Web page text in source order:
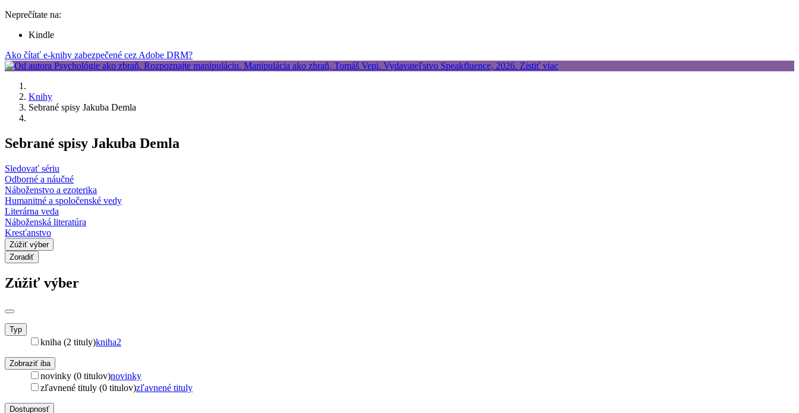
Neprečítate na:
Kindle
Ako čítať e-knihy zabezpečené cez Adobe DRM?
Knihy
Sebrané spisy Jakuba Demla
Sebrané spisy Jakuba Demla
Sledovať sériu
Odborné a náučné
Náboženstvo a ezoterika
Humanitné a spoločenské vedy
Literárna veda
Náboženská literatúra
Kresťanstvo
Zúžiť výber
Zoradiť
Zúžiť výber
Typ
kniha (2 tituly)kniha2
Zobraziť iba
novinky (0 titulov)novinky
zľavnené tituly (0 titulov)zľavnené tituly
Dostupnosť